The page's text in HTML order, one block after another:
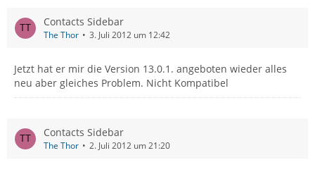
Contacts Sidebar
The Thor 3. Juli 2012 um 12:42
Jetzt hat er mir die Version 13.0.1. angeboten wieder alles
neu aber gleiches Problem. Nicht Kompatibel
Contacts Sidebar
The Thor 2. Juli 2012 um 21:20